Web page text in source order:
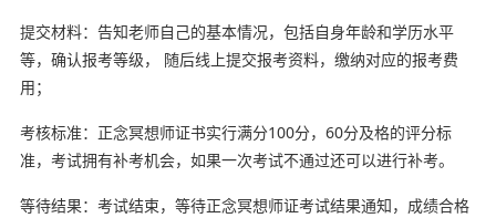
提交材料：告知老师自己的基本情况，包括自身年龄和学历水平
等，确认报考等级， 随后线上提交报考资料，缴纳对应的报考费
用；
考核标准：正念冥想师证书实行满分100分，60分及格的评分标
准，考试拥有补考机会，如果一次考试不通过还可以进行补考。
等待结果：考试结束，等待正念冥想师证考试结果通知，成绩合格